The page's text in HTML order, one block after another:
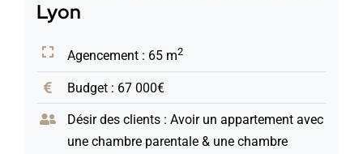
Lyon
Agencement : 65 m2
Budget : 67 000€
Désir des clients : Avoir un appartement avec
une chambre parentale & une chambre